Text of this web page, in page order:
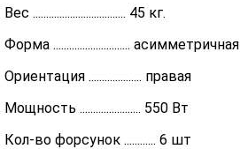
Вес ................................... 45 кг.
Форма ............................. асимметричная
Ориентация .................... правая
Мощность ....................... 550 Вт
Кол-во форсунок ............ 6 шт